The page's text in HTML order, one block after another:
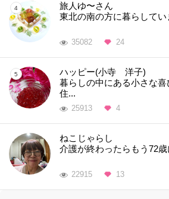
旅人ゆ〜さん
東北の南の方に暮らして
35082 24
ハッピー(小寺 洋子)
暮らしの中にある小さな
住...
25913 4
ねこじゃらし
介護が終わったらもう72
22915 13